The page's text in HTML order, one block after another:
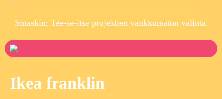
Smaskin: Tee-se-itse projektien vankkumaton valinta
Ikea franklin